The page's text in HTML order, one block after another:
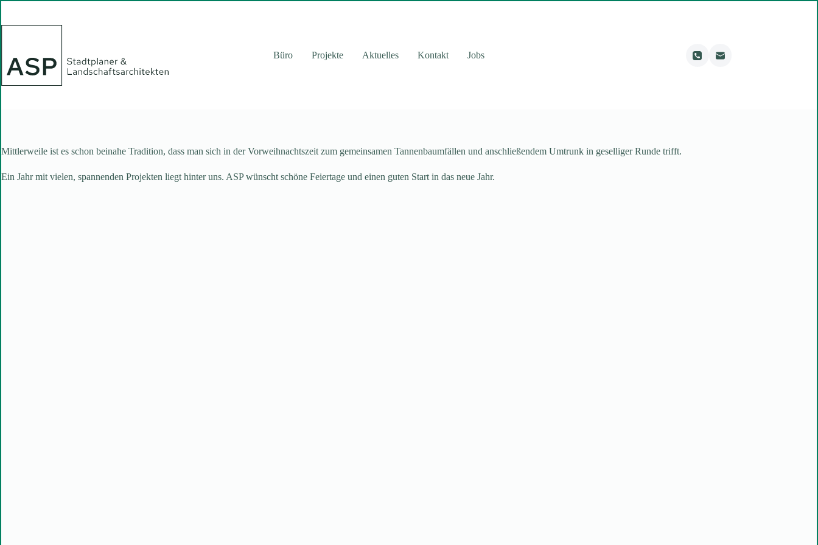
springen
Büro Projekte Aktuelles Kontakt Jobs
Mittlerweile ist es schon beinahe Tradition, dass man sich in der Vorweihnachtszeit zum gemeinsamen Tannenbaumfällen und anschließendem Umtrunk in geselliger Runde trifft.
Ein Jahr mit vielen, spannenden Projekten liegt hinter uns. ASP wünscht schöne Feiertage und einen guten Start in das neue Jahr.